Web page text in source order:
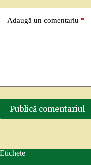
Adaugă un comentariu *
Publică comentariul
Etichete